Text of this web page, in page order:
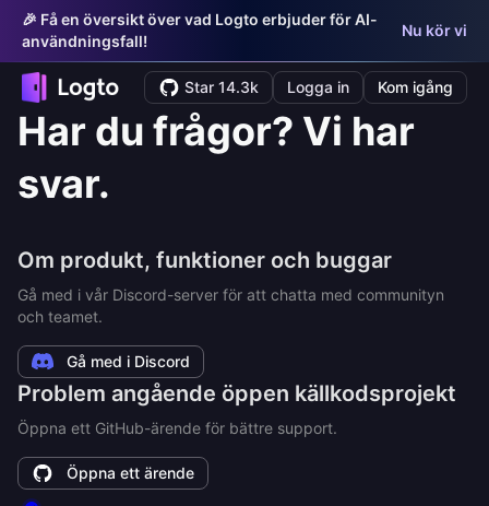
🎉 Få en översikt över vad Logto erbjuder för AI-
användningsfall!
Nu kör vi
Star 14.3k Logga in Kom igång
Har du frågor? Vi har
svar.
Om produkt, funktioner och buggar
Gå med i vår Discord-server för att chatta med communityn
och teamet.
Gå med i Discord
Problem angående öppen källkodsprojekt
Öppna ett GitHub-ärende för bättre support.
Öppna ett ärende